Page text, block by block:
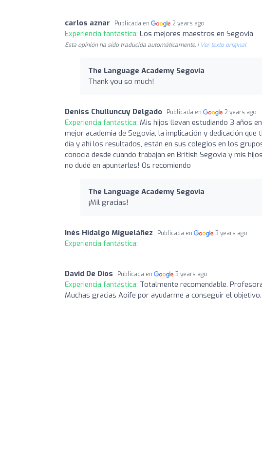
carlos aznar Publicada en 2 years ago
Experiencia fantástica: Los mejores maestros en Segovia
Esta opinión ha sido traducida automáticamente. | Ver texto original
The Language Academy Segovia
Thank you so much!
Deniss Chulluncuy Delgado Publicada en 2 years ago
Experiencia fantástica: Mis hijos llevan estudiando 3 años
mejor academia de Segovia, la implicación y dedicación
día y ahí los resultados, están en sus colegios en los
conocía desde cuando trabajan en British Segovia y mis
no dudé en apuntarles! Os recomiendo
The Language Academy Segovia
¡Mil gracias!
Inés Hidalgo Migueláñez Publicada en 3 years ago
Experiencia fantástica:
David De Dios Publicada en 3 years ago
Experiencia fantástica: Totalmente recomendable.
Muchas gracias Aoife por ayudarme a conseguir el objetivo.